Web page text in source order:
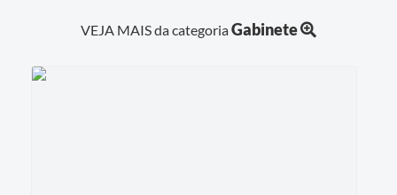
VEJA MAIS da categoriaGabinete